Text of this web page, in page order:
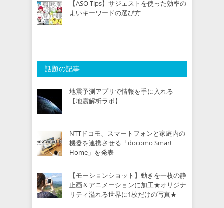
【ASO Tips】サジェストを使った効率の
よいキーワードの選び方
話題の記事
地震予測アプリで情報を手に入れる
【地震解析ラボ】
NTTドコモ、スマートフォンと家庭内の
機器を連携させる「docomo Smart
Home」を発表
【モーションショット】動きを一枚の静
止画＆アニメーションに加工★オリジナ
リティ溢れる世界に1枚だけの写真★